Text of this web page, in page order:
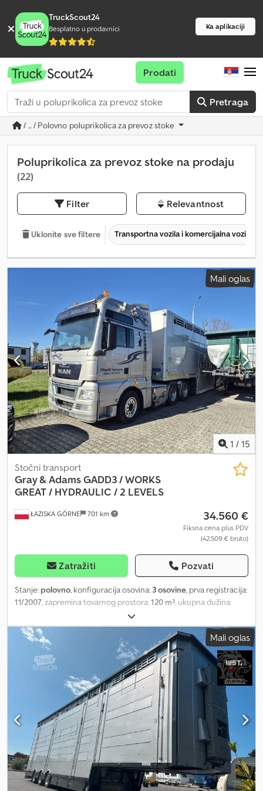
TruckScout24
Besplatno u prodavnici Ka aplikaciji
Pretraga
Prodati
/ ... / Polovno poluprikolica za prevoz stoke
Poluprikolica za prevoz stoke na prodaju
(22)
Filter Relevantnost
Uklonite sve filtere Transportna vozila i komercijalna vozila
Mali oglas
1 / 15
ŁAZISKA GÓRNE 701 km
Stočni transport
Gray & AdamsGADD3 / WORKS
GREAT / HYDRAULIC / 2 LEVELS
34.560 €
Fiksna cena plus PDV
(42.509 € bruto)
Zatražiti Pozvati
Stanje: polovno, konfiguracija osovina: 3 osovine, prva registracija:
11/2007, zapremina tovarnog prostora:120 m³, ukupna dužina:
2.550 mm
boja:srebrna, Godina proizvodnje:2007, Oprema:ABS, hidraulični
zadnji podizač
, - Elektronski sistem kočenja (EBS) -
Aluminijumske felne - Rezervni točak - Kutija za alat - Duple gume
Nudimo na prodaju profesionalnu prikolicu za transport stoke
proizvođača Gray Adams, model GAdd3T/4, godište 2007. Prikolica
je malo korišćena, potpuno funkcionalna i nedavno pregledana,
tako da je odmah spremna za upotrebu. =====•••••=====
NAPOMENA! Postoji mogućnost kupovine kompletnog paketa, koji
uključuje MAN TGX 28.480 tegljač sa tri osovine i pogonom 6x2,
koji je korišćen sa prikolicom. MAN, model iz 2014. godine, sa
izuzetno malom kilometražom od samo 268.000 km! Dobro
održavan, redovno servisiran i spreman za trenutnu upotrebu,
Euro 5 norma. Tegljač je opremljen udobnom, prostranom
kabinom, kožnim sedištima, dva ležaja, aparatom za kafu i
Mali oglas